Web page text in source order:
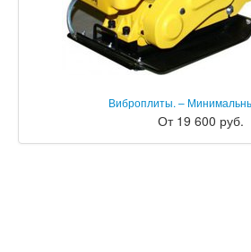
Виброплиты. –
От 19 600 руб.